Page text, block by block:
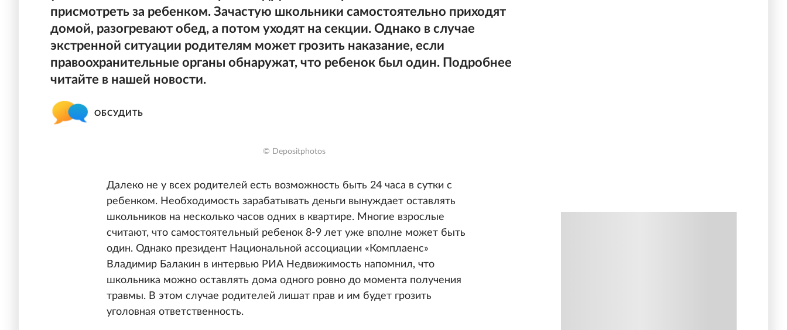
присмотреть за ребенком. Зачастую школьники самостоятельно приходят
домой, разогревают обед, а потом уходят на секции. Однако в случае
экстренной ситуации родителям может грозить наказание, если
правоохранительные органы обнаружат, что ребенок был один. Подробнее
читайте в нашей новости.
ОБСУДИТЬ
© Depositphotos
Далеко не у всех родителей есть возможность быть 24 часа в сутки с
ребенком. Необходимость зарабатывать деньги вынуждает оставлять
школьников на несколько часов одних в квартире. Многие взрослые
считают, что самостоятельный ребенок 8-9 лет уже вполне может быть
один. Однако президент Национальной ассоциации «Комплаенс»
Владимир Балакин в интервью РИА Недвижимость напомнил, что
школьника можно оставлять дома одного ровно до момента получения
травмы. В этом случае родителей лишат прав и им будет грозить
уголовная ответственность.